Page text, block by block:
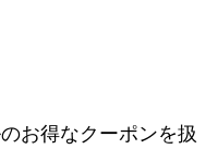
お得なクーポンを扱